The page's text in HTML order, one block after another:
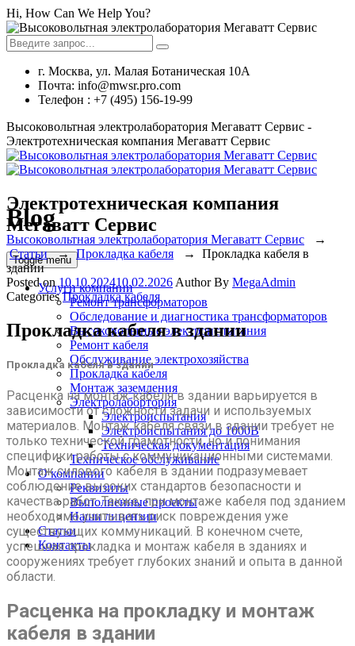
Hi, How Can We Help You?
г. Москва, ул. Малая Ботаническая 10А
Почта: info@mwsr.pro.com
Телефон : +7 (495) 156-19-99
Высоковольтная электролаборатория Мегаватт Сервис -
Электротехническая компания Мегаватт Сервис
Электротехническая компания
Мегаватт Сервис
Toggle menu
Услуги компании
Ремонт трансформаторов
Обследование и диагностика трансформаторов
Высоковольтные электроиспытания
Ремонт кабеля
Обслуживание электрохозяйства
Прокладка кабеля
Монтаж заземления
Электролабортория
Электроиспытания
Электроиспытания до 1000В
Техническая документация
Техническое обслуживание
О компании
Реквизиты
Выполненные проекты
Наши лицензии
Статьи
Контакты
Blog
Высоковольтная электролаборатория Мегаватт Сервис
→
Статьи→Прокладка кабеля → Прокладка кабеля в
здании
Posted on 10.10.202410.02.2026 AuthorBy MegaAdmin
CategoriesПрокладка кабеля
Прокладка кабеля в здании
Прокладка кабеля в здании
Расценка на монтаж кабеля в здании варьируется в
зависимости от сложности задачи и используемых
материалов. Монтаж кабеля связи в здании требует не
только технической грамотности, но и понимания
специфики работы с коммуникационными системами.
Монтаж силового кабеля в здании подразумевает
соблюдение высоких стандартов безопасности и
качества работ. Также, при монтаже кабеля под зданием
необходимо учитывать риск повреждения уже
существующих коммуникаций. В конечном счете,
успешная прокладка и монтаж кабеля в зданиях и
сооружениях требует глубоких знаний и опыта в данной
области.
Расценка на прокладку и монтаж
кабеля в здании